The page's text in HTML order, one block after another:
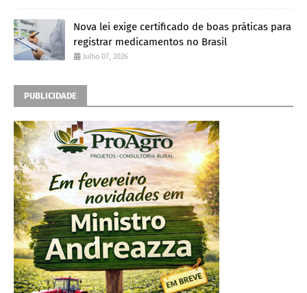
Nova lei exige certificado de boas práticas para
registrar medicamentos no Brasil
Julho 07, 2026
PUBLICIDADE